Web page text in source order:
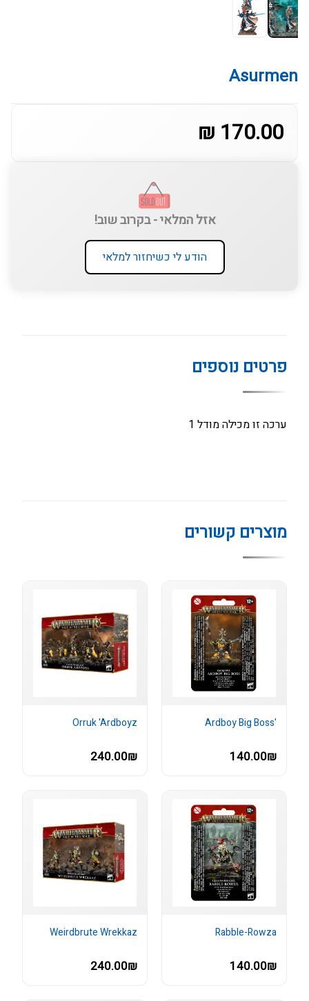
Asurmen
170.00 ₪
אזל המלאי - בקרוב שוב!
הודע לי כשיחזור למלאי
פרטים נוספים
ערכה זו מכילה מודל 1
מוצרים קשורים
'Ardboy Big Boss
140.00₪
Orruk 'Ardboyz
240.00₪
Rabble-Rowza
140.00₪
Weirdbrute Wrekkaz
240.00₪